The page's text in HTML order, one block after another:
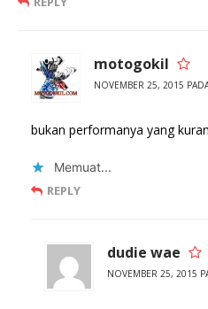
motogokil
NOVEMBER 25, 2015
bukan performanya yang
Memuat...
REPLY
dudie wae
NOVEMBER 25, 2015